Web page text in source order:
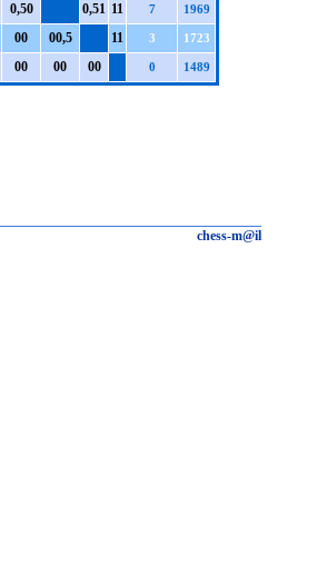
0,50 0,51 11 7 1969
00 00,5 11 3 1723
00 00 00 0 1489
chess-m@il